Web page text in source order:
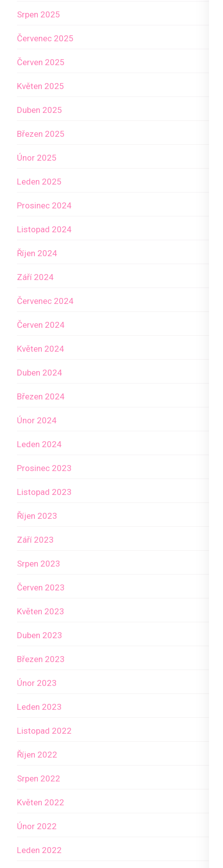
Srpen 2025
Červenec 2025
Červen 2025
Květen 2025
Duben 2025
Březen 2025
Únor 2025
Leden 2025
Prosinec 2024
Listopad 2024
Říjen 2024
Září 2024
Červenec 2024
Červen 2024
Květen 2024
Duben 2024
Březen 2024
Únor 2024
Leden 2024
Prosinec 2023
Listopad 2023
Říjen 2023
Září 2023
Srpen 2023
Červen 2023
Květen 2023
Duben 2023
Březen 2023
Únor 2023
Leden 2023
Listopad 2022
Říjen 2022
Srpen 2022
Květen 2022
Únor 2022
Leden 2022